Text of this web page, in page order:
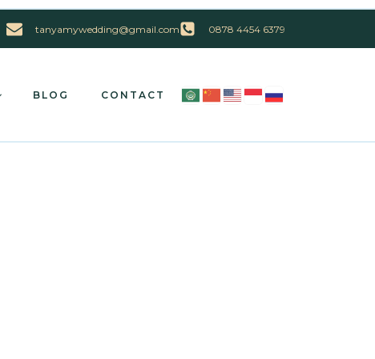
tanyamywedding@gmail.com 0878 4454 6379
BLOG CONTACT